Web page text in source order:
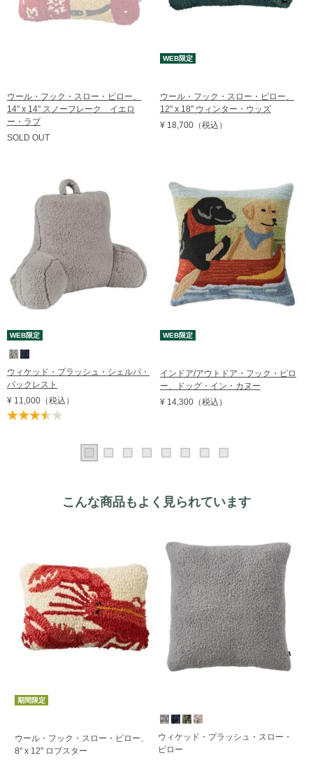
ウール・フック・スロー・ピロー、
14" x 14" スノーフレーク イエロ
ー・ラブ
SOLD OUT
WEB限定
ウール・フック・スロー・ピロー、
12" x 18" ウィンター・ウッズ
¥ 18,700（税込）
WEB限定
ウィケッド・プラッシュ・シェルパ・
バックレスト
¥ 11,000 （税込）
WEB限定
インドア/アウトドア・フック・ピロ
ー、ドッグ・イン・カヌー
¥ 14,300（税込）
こんな商品もよく見られています
期間限定
ウール・フック・スロー・ピロー、
8" x 12" ロブスター
ウィケッド・プラッシュ・スロー・
ピロー